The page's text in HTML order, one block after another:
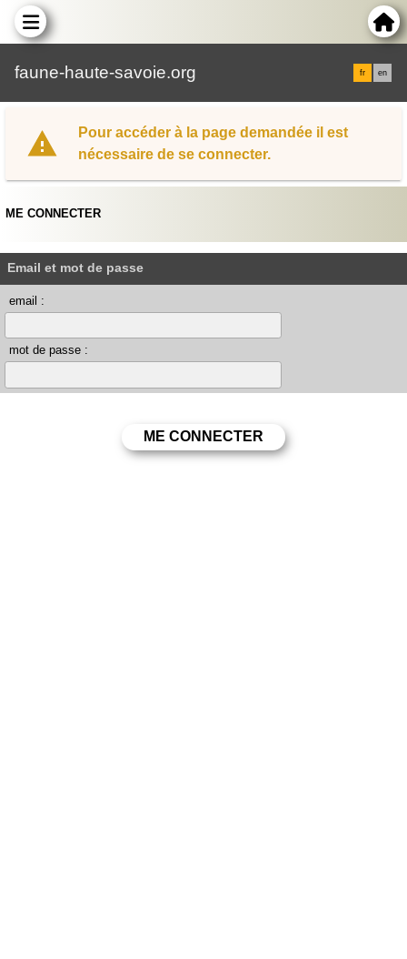
faune-haute-savoie.org fr en
Pour accéder à la page demandée il est
nécessaire de se connecter.
ME CONNECTER
Email et mot de passe
email :
mot de passe :